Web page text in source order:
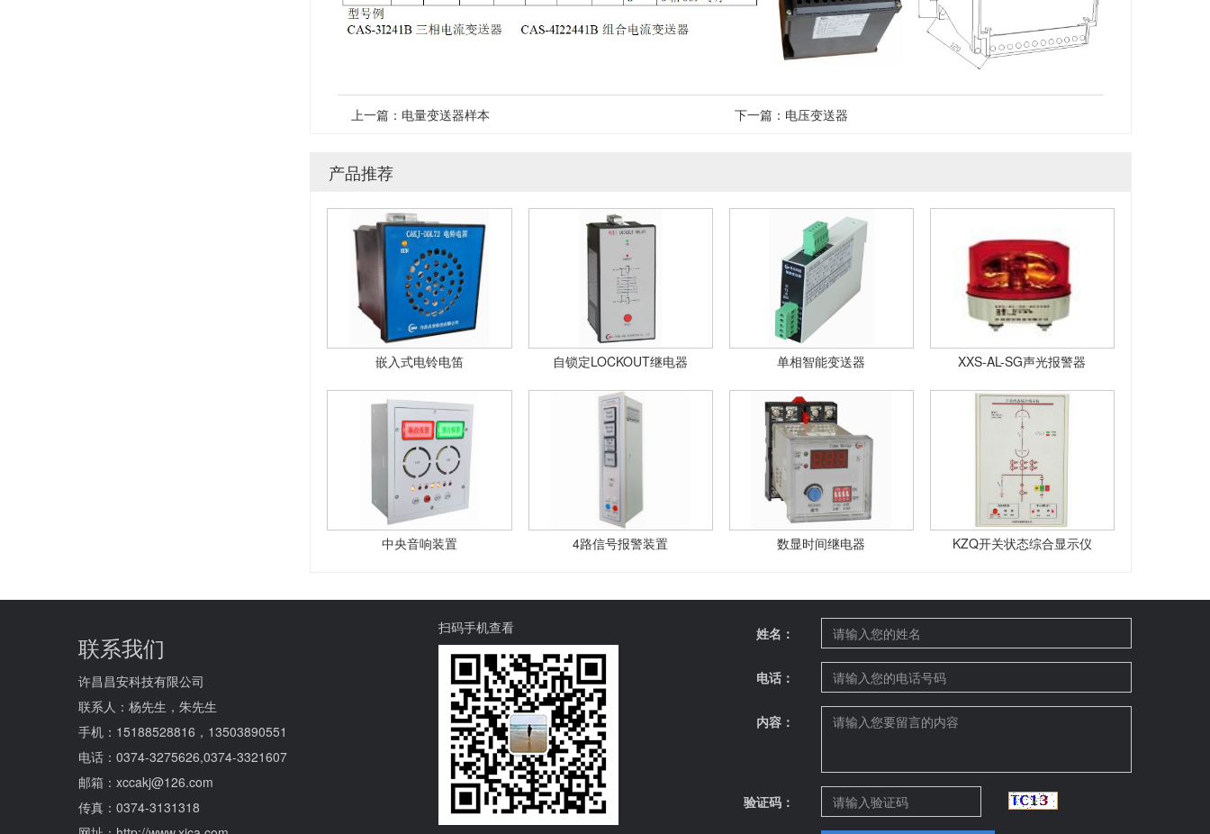
上一篇： 电量变送器样本 下一篇： 电压变送器
产品推荐
嵌入式电铃电笛 自锁定LOCKOUT继电器 单相智能变送器 XXS-AL-SG声光报警器
中央音响装置 4路信号报警装置 数显时间继电器 KZQ开关状态综合显示仪
联系我们
许昌昌安科技有限公司
联系人：杨先生，朱先生
手机：15188528816，13503890551
电话：0374-3275626,0374-3321607
邮箱：xccakj@126.com
传真：0374-3131318
扫码手机查看 姓名：
电话：
内容：
验证码：